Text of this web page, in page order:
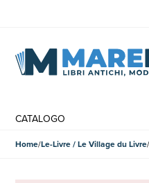
CATALOGO
Home Le-Livre / Le Village du Livre